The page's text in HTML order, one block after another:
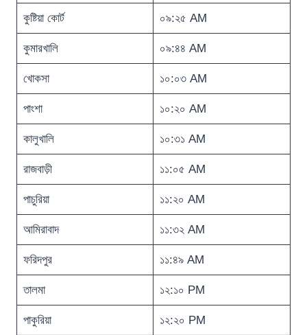
কুষ্টিয়া কোর্ট ০৯:২৫ AM
কুমারখালি ০৯:৪৪ AM
খোকসা ১০:০৩ AM
পাংশা ১০:২০ AM
কালুখালি ১০:৩১ AM
রাজবাড়ী ১১:০৫ AM
পাচুরিয়া ১১:২০ AM
আমিরাবাদ ১১:৩২ AM
ফরিদপুর ১১:৪৯ AM
তালমা ১২:১০ PM
পাকুরিয়া ১২:২০ PM